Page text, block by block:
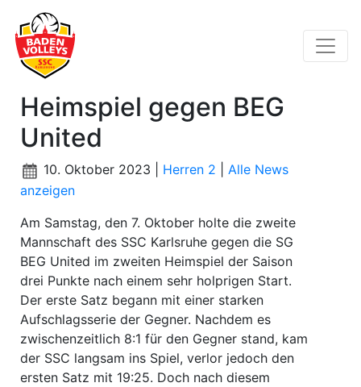
Heimspiel gegen BEG
United
10. Oktober 2023 | Herren 2
Alle News
anzeigen
Am Samstag, den 7. Oktober holte die zweite
Mannschaft des SSC Karlsruhe gegen die SG
BEG United im zweiten Heimspiel der Saison
drei Punkte nach einem sehr holprigen Start.
Der erste Satz begann mit einer starken
Aufschlagsserie der Gegner. Nachdem es
zwischenzeitlich 8:1 für den Gegner stand, kam
der SSC langsam ins Spiel, verlor jedoch den
ersten Satz mit 19:25. Doch nach diesem